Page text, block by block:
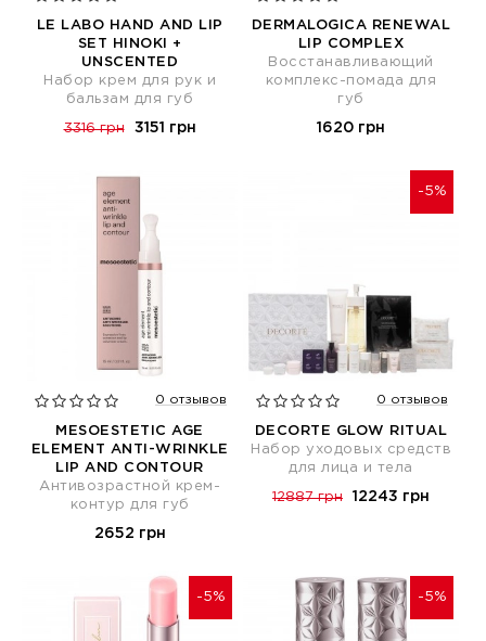
LE LABO HAND AND LIP
SET HINOKI +
UNSCENTED
Набор крем для рук и
бальзам для губ
3316 грн 3151 грн
DERMALOGICA RENEWAL
LIP COMPLEX
Восстанавливающий
комплекс-помада для
губ
1620 грн
0 отзывов
MESOESTETIC AGE
ELEMENT ANTI-WRINKLE
LIP AND CONTOUR
Антивозрастной крем-
контур для губ
2652 грн
-5%
0 отзывов
DECORTE GLOW RITUAL
Набор уходовых средств
для лица и тела
12887 грн 12243 грн
-5% -5%